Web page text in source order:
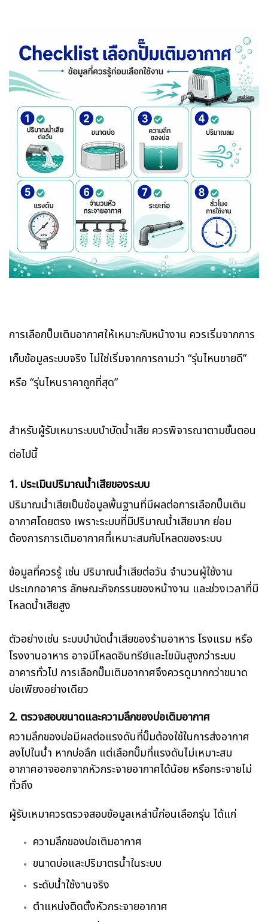
การเลือกปั๊มเติมอากาศให้เหมาะกับหน้างาน ควรเริ่มจากการ
เก็บข้อมูลระบบจริง ไม่ใช่เริ่มจากการถามว่า “รุ่นไหนขายดี”
หรือ “รุ่นไหนราคาถูกที่สุด”
สำหรับผู้รับเหมาระบบบำบัดน้ำเสีย ควรพิจารณาตามขั้นตอน
ต่อไปนี้
1. ประเมินปริมาณน้ำเสียของระบบ
ปริมาณน้ำเสียเป็นข้อมูลพื้นฐานที่มีผลต่อการเลือกปั๊มเติม
อากาศโดยตรง เพราะระบบที่มีปริมาณน้ำเสียมาก ย่อม
ต้องการการเติมอากาศที่เหมาะสมกับโหลดของระบบ
ข้อมูลที่ควรรู้ เช่น ปริมาณน้ำเสียต่อวัน จำนวนผู้ใช้งาน
ประเภทอาคาร ลักษณะกิจกรรมของหน้างาน และช่วงเวลาที่มี
โหลดน้ำเสียสูง
ตัวอย่างเช่น ระบบบำบัดน้ำเสียของร้านอาหาร โรงแรม หรือ
โรงงานอาหาร อาจมีโหลดอินทรีย์และไขมันสูงกว่าระบบ
อาคารทั่วไป การเลือกปั๊มเติมอากาศจึงควรดูมากกว่าขนาด
บ่อเพียงอย่างเดียว
2. ตรวจสอบขนาดและความลึกของบ่อเติมอากาศ
ความลึกของบ่อมีผลต่อแรงดันที่ปั๊มต้องใช้ในการส่งอากาศ
ลงไปในน้ำ หากบ่อลึก แต่เลือกปั๊มที่แรงดันไม่เหมาะสม
อากาศอาจออกจากหัวกระจายอากาศได้น้อย หรือกระจายไม่
ทั่วถึง
ผู้รับเหมาควรตรวจสอบข้อมูลเหล่านี้ก่อนเลือกรุ่น ได้แก่
ความลึกของบ่อเติมอากาศ
ขนาดบ่อและปริมาตรน้ำในระบบ
ระดับน้ำใช้งานจริง
ตำแหน่งติดตั้งหัวกระจายอากาศ